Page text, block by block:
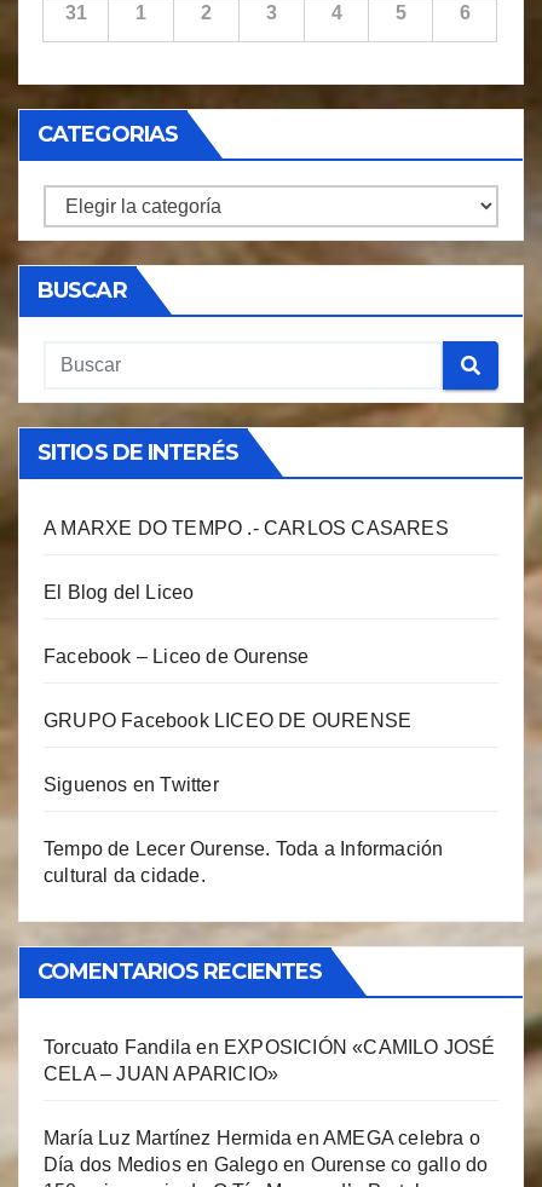
31 1 2 3 4 5 6
CATEGORIAS
CATEGORIAS
BUSCAR
SITIOS DE INTERÉS
A MARXE DO TEMPO .- CARLOS CASARES
El Blog del Liceo
Facebook – Liceo de Ourense
GRUPO Facebook LICEO DE OURENSE
Siguenos en Twitter
Tempo de Lecer Ourense. Toda a Información
cultural da cidade.
COMENTARIOS RECIENTES
Torcuato Fandila en EXPOSICIÓN «CAMILO JOSÉ
CELA – JUAN APARICIO»
María Luz Martínez Hermida enAMEGA celebra o
Día dos Medios en Galego en Ourense co gallo do